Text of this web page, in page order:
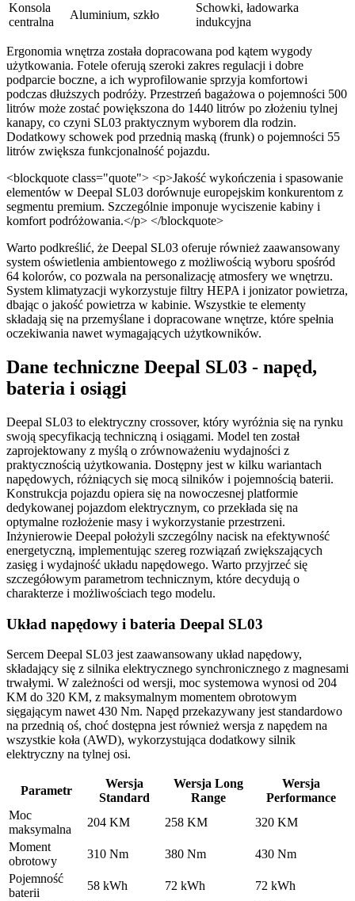
Konsola
centralna
Aluminium, szkło
Schowki, ładowarka
indukcyjna
Ergonomia wnętrza została dopracowana pod kątem wygody
użytkowania. Fotele oferują szeroki zakres regulacji i dobre
podparcie boczne, a ich wyprofilowanie sprzyja komfortowi
podczas dłuższych podróży. Przestrzeń bagażowa o pojemności 500
litrów może zostać powiększona do 1440 litrów po złożeniu tylnej
kanapy, co czyni SL03 praktycznym wyborem dla rodzin.
Dodatkowy schowek pod przednią maską (frunk) o pojemności 55
litrów zwiększa funkcjonalność pojazdu.
<blockquote class="quote"> <p>Jakość wykończenia i spasowanie
elementów w Deepal SL03 dorównuje europejskim konkurentom z
segmentu premium. Szczególnie imponuje wyciszenie kabiny i
komfort podróżowania.</p> </blockquote>
Warto podkreślić, że Deepal SL03 oferuje również zaawansowany
system oświetlenia ambientowego z możliwością wyboru spośród
64 kolorów, co pozwala na personalizację atmosfery we wnętrzu.
System klimatyzacji wykorzystuje filtry HEPA i jonizator powietrza,
dbając o jakość powietrza w kabinie. Wszystkie te elementy
składają się na przemyślane i dopracowane wnętrze, które spełnia
oczekiwania nawet wymagających użytkowników.
Dane techniczne Deepal SL03 - napęd,
bateria i osiągi
Deepal SL03 to elektryczny crossover, który wyróżnia się na rynku
swoją specyfikacją techniczną i osiągami. Model ten został
zaprojektowany z myślą o zrównoważeniu wydajności z
praktycznością użytkowania. Dostępny jest w kilku wariantach
napędowych, różniących się mocą silników i pojemnością baterii.
Konstrukcja pojazdu opiera się na nowoczesnej platformie
dedykowanej pojazdom elektrycznym, co przekłada się na
optymalne rozłożenie masy i wykorzystanie przestrzeni.
Inżynierowie Deepal położyli szczególny nacisk na efektywność
energetyczną, implementując szereg rozwiązań zwiększających
zasięg i wydajność układu napędowego. Warto przyjrzeć się
szczegółowym parametrom technicznym, które decydują o
charakterze i możliwościach tego modelu.
Układ napędowy i bateria Deepal SL03
Sercem Deepal SL03 jest zaawansowany układ napędowy,
składający się z silnika elektrycznego synchronicznego z magnesami
trwałymi. W zależności od wersji, moc systemowa wynosi od 204
KM do 320 KM, z maksymalnym momentem obrotowym
sięgającym nawet 430 Nm. Napęd przekazywany jest standardowo
na przednią oś, choć dostępna jest również wersja z napędem na
wszystkie koła (AWD), wykorzystująca dodatkowy silnik
elektryczny na tylnej osi.
Parametr
Wersja
Standard
Wersja Long
Range
Wersja
Performance
Moc
maksymalna
204 KM 258 KM
320 KM
Moment
obrotowy
310 Nm 380 Nm
430 Nm
Pojemność
baterii
58 kWh 72 kWh
72 kWh